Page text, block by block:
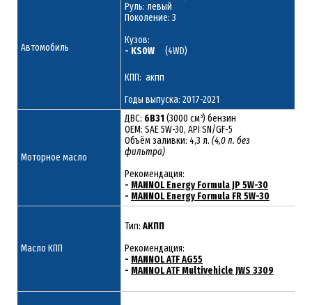
Автомобиль
Руль: левый
Поколение: 3
Кузов:
- KS0W (4WD)
КПП: акпп
Годы выпуска: 2017-2021
Моторное масло
ДВС: 6B31(3000 см³) бензин
ОЕМ: SAE 5W-30, API SN/GF-5
Объём заливки: 4,3 л. (4,0 л. без
фильтра)
Рекомендация:
- MANNOL Energy Formula JP 5W-30
- MANNOL Energy Formula FR 5W-30
Масло КПП
Тип: АКПП
Рекомендация:
- MANNOL ATF AG55
- MANNOL ATF Multivehicle JWS 3309